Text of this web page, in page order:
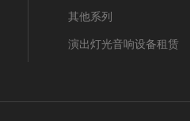
其他系列
演出灯光音响设备租赁